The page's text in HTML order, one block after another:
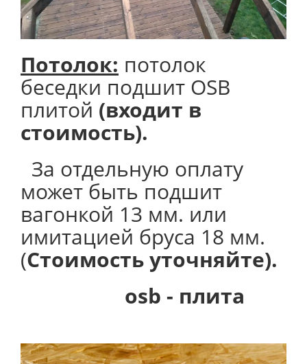
Потолок: потолок
беседки подшит OSB
плитой (входит в
стоимость).
За отдельную оплату
может быть подшит
вагонкой 13 мм. или
имитацией бруса 18 мм.
(Стоимость уточняйте).
osb - плита